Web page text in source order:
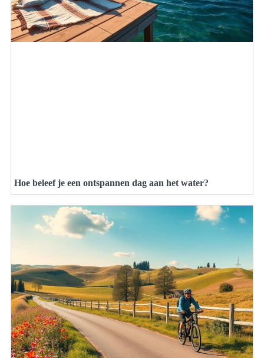
Hoe beleef je een ontspannen dag aan het water?